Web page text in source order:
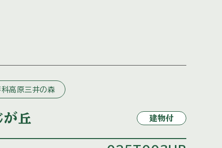
科高原三井の森
が丘 建物付